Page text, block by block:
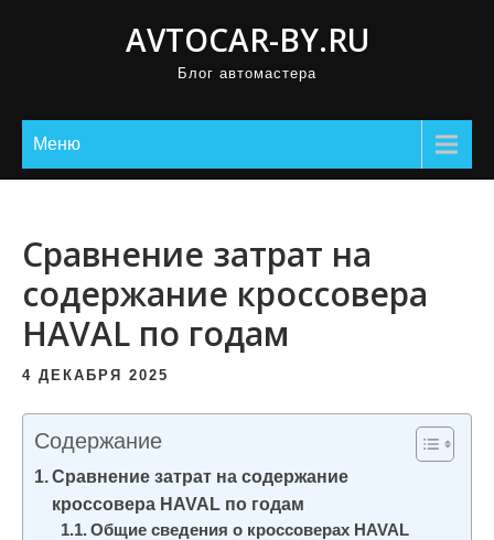
AVTOCAR-BY.RU
Блог автомастера
Меню
Сравнение затрат на
содержание кроссовера
HAVAL по годам
4 ДЕКАБРЯ 2025
Содержание
Сравнение затрат на содержание
кроссовера HAVAL по годам
Общие сведения о кроссоверах HAVAL